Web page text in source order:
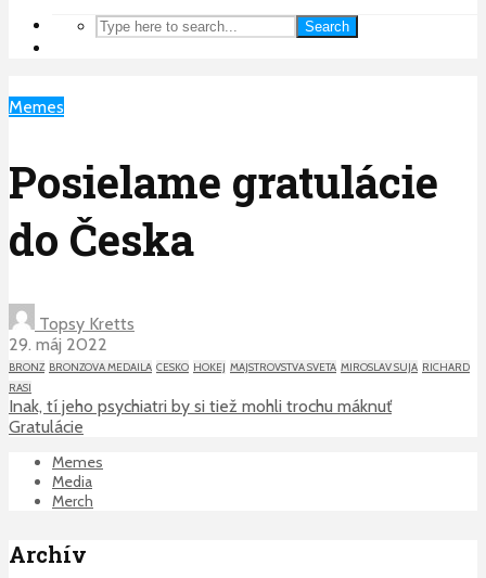
Search
Memes
Posielame gratulácie
do Česka
Topsy Kretts
29. máj 2022
BRONZ BRONZOVA MEDAILA CESKO HOKEJ MAJSTROVSTVA SVETA MIROSLAV SUJA RICHARD
RASI
Inak, tí jeho psychiatri by si tiež mohli trochu máknuť
Gratulácie
Memes
Media
Merch
Archív